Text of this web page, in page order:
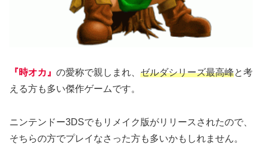
『時オカ』 の愛称で親しまれ、 ゼルダシリーズ最高峰と考
える方も多い傑作ゲームです。
ニンテンドー3DSでもリメイク版がリリースされたので、
そちらの方でプレイなさった方も多いかもしれません。